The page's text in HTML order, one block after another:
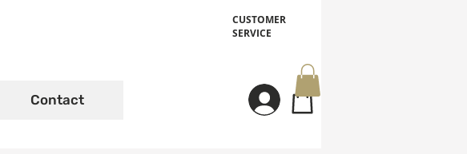
CUSTOMER
SERVICE
Contact Inloggen